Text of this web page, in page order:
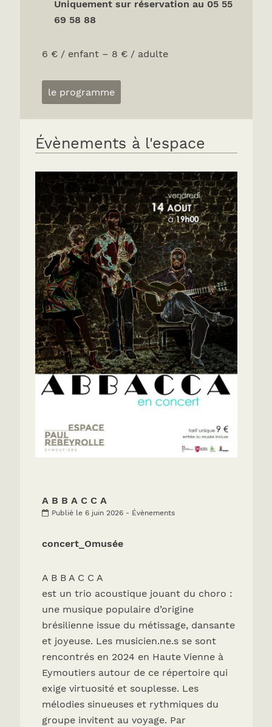
Uniquement sur réservation au 05 55
69 58 88
6 € / enfant – 8 € / adulte
le programme
Évènements à l'espace
A B B A C C A
Publié le 6 juin 2026 - Évènements
concert_Omusée
A B B A C C A
est un trio acoustique jouant du choro :
une musique populaire d’origine
brésilienne issue du métissage, dansante
et joyeuse. Les musicien.ne.s se sont
rencontrés en 2024 en Haute Vienne à
Eymoutiers autour de ce répertoire qui
exige virtuosité et souplesse. Les
mélodies sinueuses et rythmiques du
groupe invitent au voyage. Par